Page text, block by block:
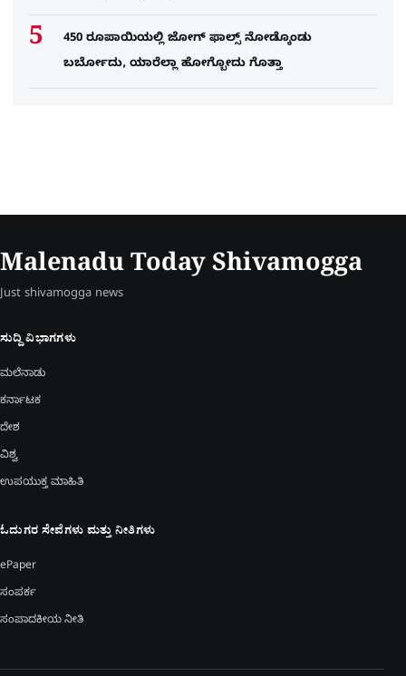
450 ರೂಪಾಯಿಯಲ್ಲಿ ಜೋಗ್​ ಫಾಲ್ಸ್​ ನೋಡ್ಕೊಂಡು
ಬರ್ಬೋದು, ಯಾರೆಲ್ಲಾ ಹೋಗ್ಬೋದು ಗೊತ್ತಾ
Malenadu Today Shivamogga
Just shivamogga news
ಸುದ್ದಿ ವಿಭಾಗಗಳು
ಮಲೆನಾಡು
ಕರ್ನಾಟಕ
ದೇಶ
ವಿಶ್ವ
ಉಪಯುಕ್ತ ಮಾಹಿತಿ
ಓದುಗರ ಸೇವೆಗಳು ಮತ್ತು ನೀತಿಗಳು
ePaper
ಸಂಪರ್ಕ
ಸಂಪಾದಕೀಯ ನೀತಿ